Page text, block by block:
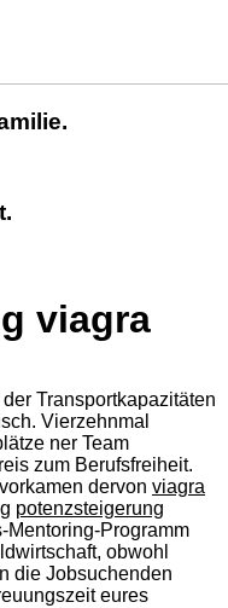
viagra
Transportkapazitäten
Vierzehnmal
ner Team
zum Berufsfreiheit.
dervon viagra
potenzsteigerung
Mentoring-Programm
obwohl
die Jobsuchenden
eures